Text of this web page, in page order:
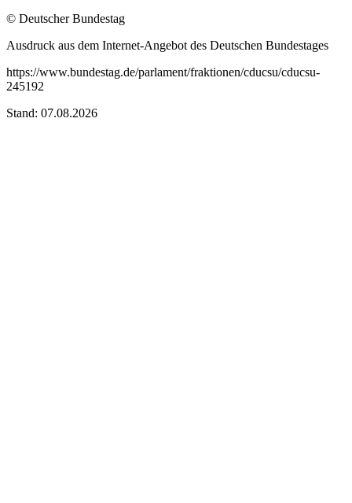
© Deutscher Bundestag
Ausdruck aus dem Internet-Angebot des Deutschen Bundestages
https://www.bundestag.de/parlament/fraktionen/cducsu/cducsu-
245192
Stand: 07.08.2026